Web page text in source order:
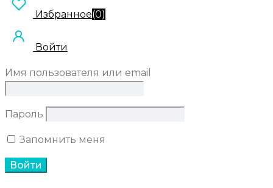
Избранное(0)
Войти
Имя пользователя или email
Пароль
Запомнить меня